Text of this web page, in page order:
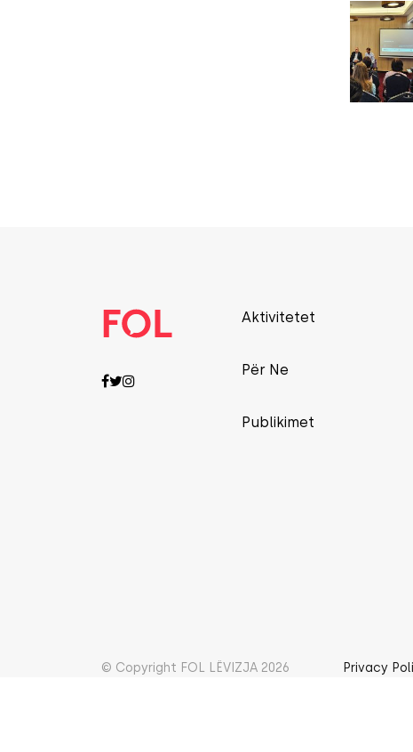
Aktivitetet
Për Ne
Publikimet
© Copyright FOL LËVIZJA 2026 Privacy